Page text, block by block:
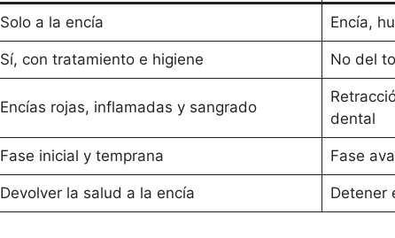
Solo a la encía Encía,
Sí, con tratamiento e higiene No del
Encías rojas, inflamadas y sangrado
dental
Fase inicial y temprana Fase
Devolver la salud a la encía Detener